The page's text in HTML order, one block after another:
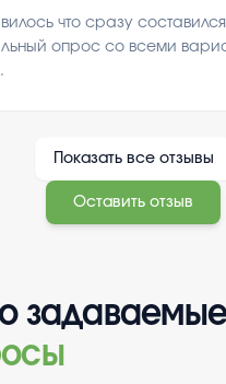
что сразу составился
опрос со всеми
Показать все отзывы
Оставить отзыв
задаваемые